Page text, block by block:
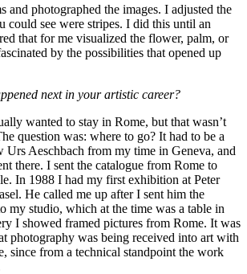
and photographed the images. I adjusted the
could see were stripes. I did this until an
that for me visualized the flower, palm, or
by the possibilities that opened up
next in your artistic career?
wanted to stay in Rome, but that wasn’t
question was: where to go? It had to be a
Urs Aeschbach from my time in Geneva, and
there. I sent the catalogue from Rome to
In 1988 I had my first exhibition at Peter
He called me up after I sent him the
my studio, which at the time was a table in
I showed framed pictures from Rome. It was
photography was being received into art with
since from a technical standpoint the work